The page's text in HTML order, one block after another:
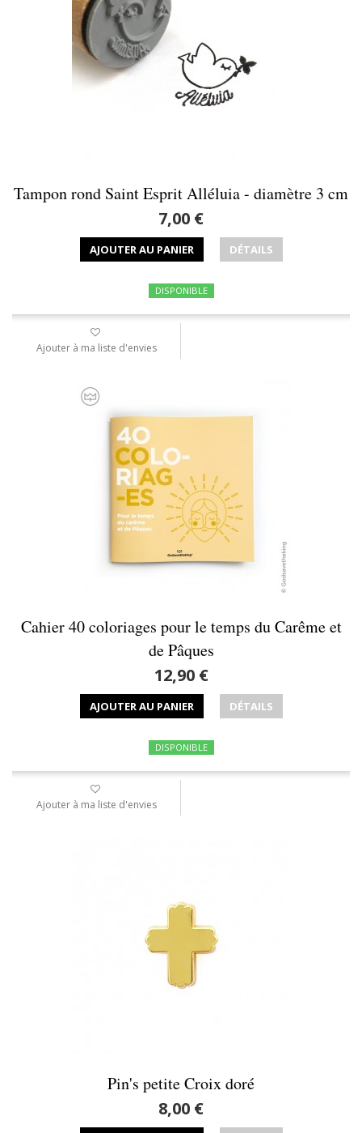
Tampon rond Saint Esprit Alléluia - diamètre 3 cm
7,00 €
AJOUTER AU PANIER DÉTAILS
DISPONIBLE
Ajouter à ma liste d'envies
Cahier 40 coloriages pour le temps du Carême et
de Pâques
12,90 €
AJOUTER AU PANIER DÉTAILS
DISPONIBLE
Ajouter à ma liste d'envies
Pin's petite Croix doré
8,00 €